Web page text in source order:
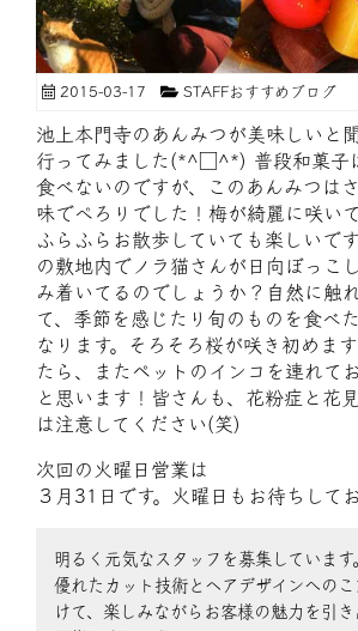
2015-03-17 STAFFおすすめブログ
池上本門寺のあんみつが美味しいと
行ってみました(*^□^*) 普段和菓子
食べないのですが、このあんみつは
味でぺろりでした！梅が綺麗に咲い
ふらふらお散歩していても楽しいで
の敷地内でノラ猫さんが日向ぼっこ
み着いてるのでしょうか？自然に触
て、季節を感じたり旬のものを食べ
なります。そろそろ桜が咲き初めま
たら、またペットのインコを連れて
と思います！皆さんも、花粉症と花
は注意してください(笑)
次回の火曜日営業は
３月31日です。火曜日もお待ちしてお
明るく元気なスタッフを募集しています。
優れたカット技術とヘアデザインへの
けて、楽しみながらお客様の魅力を引